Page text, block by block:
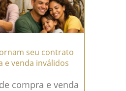
seu contrato
e venda inválidos
compra e venda